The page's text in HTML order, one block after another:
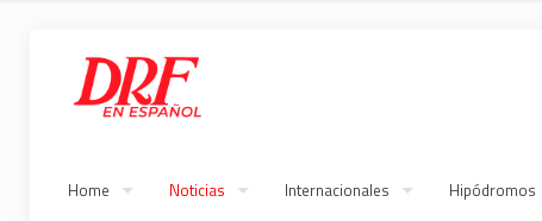
Home Noticias Internacionales Hipódromos